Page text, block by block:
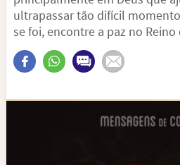
ultrapassar tão difícil
se foi, encontre a paz no Reino